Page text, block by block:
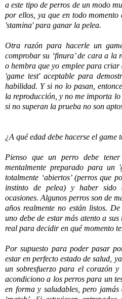
a este tipo de perros de un modo
por ellos, ya que en todo momento
'stamina' para ganar la pelea.
Otra razón para hacerle un
comprobar su ‘finura’ de cara a
o hembra que yo emplee para criar
'game test' aceptable para
habilidad. Y si no lo pasan,
la reproducción, y no me importa
si no superan la prueba no son
¿A qué edad debe hacerse el game
Pienso que un perro debe
mentalmente preparado para un
totalmente ‘abiertos’ (perros que
instinto de pelea) y haber sido
ocasiones. Algunos perros son de
años realmente no están listos.
uno debe de estar más atento a
real para decidir en qué momento
Por supuesto para poder pasar
estar en perfecto estado de salud,
un sobresfuerzo para el corazón
acondiciono a los perros para un
en forma y saludables, pero